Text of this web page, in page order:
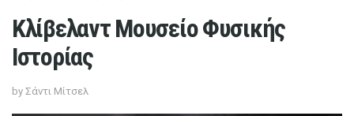
Κλίβελαντ Μουσείο Φυσικής
Ιστορίας
by Σάντι Μίτσελ